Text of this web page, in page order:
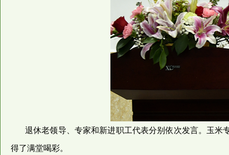
退休老领导、专家和新进职工代表分别依次发言。玉
得了满堂喝彩。